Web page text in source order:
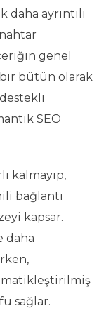
ayrıntılı
genel
bütün olarak
SEO
kalmayıp,
bağlantı
kapsar.
daha
sağlar.